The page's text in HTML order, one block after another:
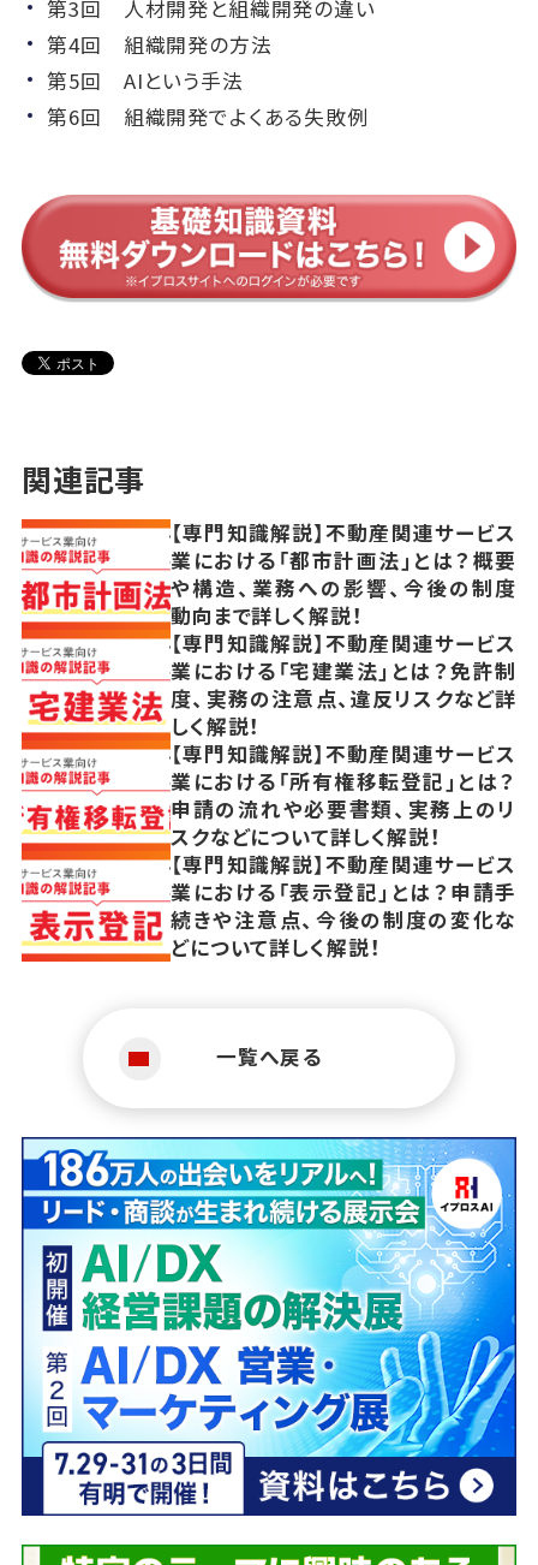
第3回 人材開発と組織開発の違い
第4回 組織開発の方法
第5回 AIという手法
第6回 組織開発でよくある失敗例
関連記事
【専門知識解説】不動産関連サービス
業における「都市計画法」とは？概要
や構造、業務への影響、今後の制度
動向まで詳しく解説！
【専門知識解説】不動産関連サービス
業における「宅建業法」とは？免許制
度、実務の注意点、違反リスクなど詳
しく解説！
【専門知識解説】不動産関連サービス
業における「所有権移転登記」とは？
申請の流れや必要書類、実務上のリ
スクなどについて詳しく解説！
【専門知識解説】不動産関連サービス
業における「表示登記」とは？申請手
続きや注意点、今後の制度の変化な
どについて詳しく解説！
一覧へ戻る